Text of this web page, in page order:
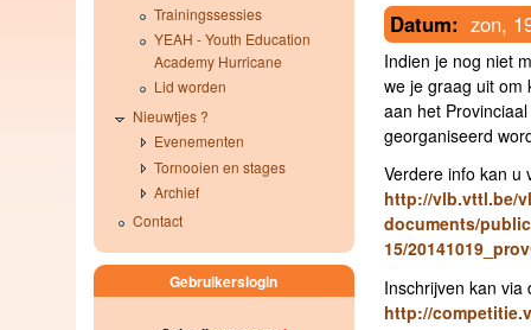
Datum: zon,
Indien je nog niet
we je graag uit om
aan het
georganiseerd
Verdere info kan u
http://vlb.vttl.be/
documents/
15/
Inschrijven kan via
http://
Trainingssessies
YEAH - Youth Education
Academy Hurricane
Lid worden
Nieuwtjes ?
Evenementen
Tornooien en stages
Archief
Contact
Gebruikerslogin